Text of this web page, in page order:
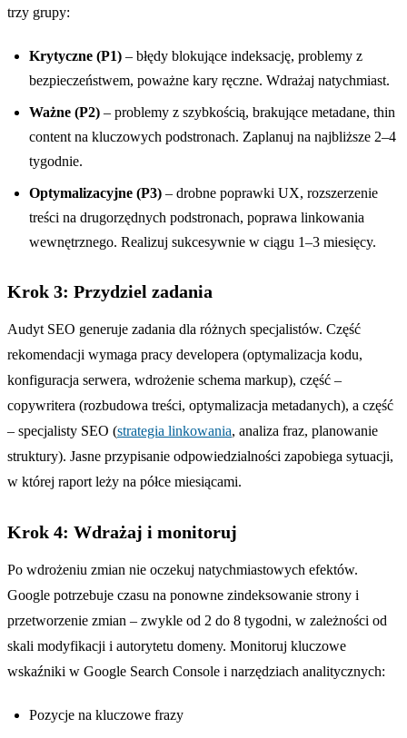
trzy grupy:
Krytyczne (P1) – błędy blokujące indeksację, problemy z
bezpieczeństwem, poważne kary ręczne. Wdrażaj natychmiast.
Ważne (P2) – problemy z szybkością, brakujące metadane, thin
content na kluczowych podstronach. Zaplanuj na najbliższe 2–4
tygodnie.
Optymalizacyjne (P3) – drobne poprawki UX, rozszerzenie
treści na drugorzędnych podstronach, poprawa linkowania
wewnętrznego. Realizuj sukcesywnie w ciągu 1–3 miesięcy.
Krok 3: Przydziel zadania
Audyt SEO generuje zadania dla różnych specjalistów. Część
rekomendacji wymaga pracy developera (optymalizacja kodu,
konfiguracja serwera, wdrożenie schema markup), część –
copywritera (rozbudowa treści, optymalizacja metadanych), a część
– specjalisty SEO (strategia linkowania, analiza fraz, planowanie
struktury). Jasne przypisanie odpowiedzialności zapobiega sytuacji,
w której raport leży na półce miesiącami.
Krok 4: Wdrażaj i monitoruj
Po wdrożeniu zmian nie oczekuj natychmiastowych efektów.
Google potrzebuje czasu na ponowne zindeksowanie strony i
przetworzenie zmian – zwykle od 2 do 8 tygodni, w zależności od
skali modyfikacji i autorytetu domeny. Monitoruj kluczowe
wskaźniki w Google Search Console i narzędziach analitycznych:
Pozycje na kluczowe frazy